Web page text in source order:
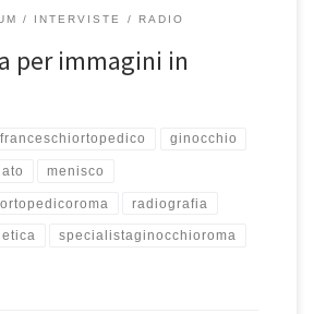
INTERVISTE RADIO
per immagini in
franceschiortopedico ginocchio
menisco
radiografia
specialistaginocchioroma